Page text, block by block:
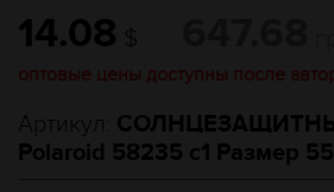
14.08 $
оптовые цены доступны после
Артикул:
Polaroid 58235 c1 Размер